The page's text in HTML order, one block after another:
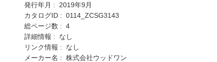
発行年月 : 2019年9月
カタログID : 0114_ZCSG3143
総ページ数 : 4
詳細情報 : なし
リンク情報 : なし
メーカー名 : 株式会社ウッドワン